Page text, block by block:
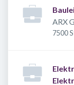
ARX
7500